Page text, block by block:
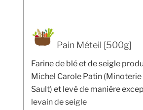
Pain Méteil [500g]
Farine de blé et de seigle
Michel Carole Patin (Minoterie
Sault) et levé de manière
levain de seigle